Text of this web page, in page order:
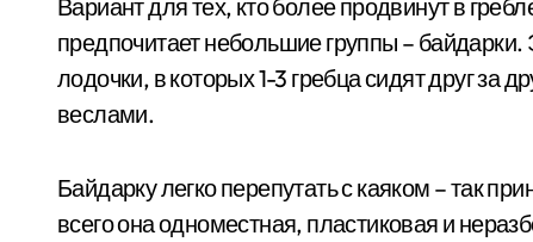
Вариант для тех, кто более продвинут в
предпочитает небольшие группы –
лодочки, в которых 1-3 гребца сидят друг за
веслами.
Байдарку легко перепутать с каяком – так
всего она одноместная, пластиковая и